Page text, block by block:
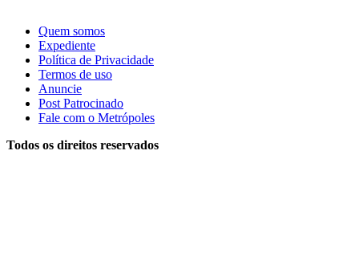
Quem somos
Expediente
Política de Privacidade
Termos de uso
Anuncie
Post Patrocinado
Fale com o Metrópoles
Todos os direitos reservados